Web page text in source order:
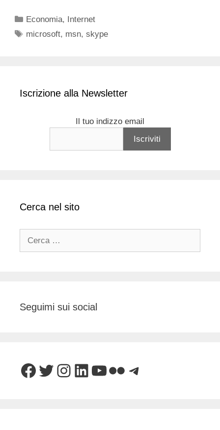
Categorie
Economia, Internet
Tag
microsoft, msn,skype
Iscrizione alla Newsletter
Il tuo indizzo email
Cerca nel sito
Seguimi sui social
Facebook
Twitter
Instagram
LinkedIn
YouTube
FlickrTelegram